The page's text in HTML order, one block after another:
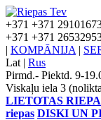
+371 +371
+371 +371
| KOMPĀNIJA |
Lat | Rus
Pirmd.- Piektd. 9-
Viskaļu iela 3
LIETOTAS
riepas DISKI UN